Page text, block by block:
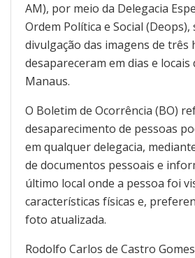
AM), por meio da Delegacia
Ordem Política e Social (Deops),
divulgação das imagens de três
desapareceram em dias e
Manaus.
O Boletim de Ocorrência (BO)
desaparecimento de pessoas
em qualquer delegacia,
de documentos pessoais e
último local onde a pessoa foi
características físicas e,
foto atualizada.
Rodolfo Carlos de Castro